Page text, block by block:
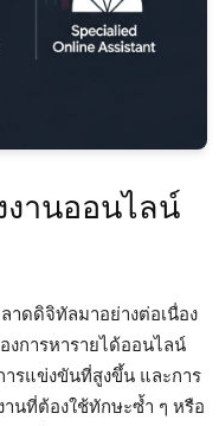
งานออนไลน์
ดดิจิทัลมาอย่างต่อเนื่อง
งการหารายได้ออนไลน์
รแข่งขันที่สูงขึ้น และการ
นที่ต้องใช้ทักษะซ้ำ ๆ หรือ